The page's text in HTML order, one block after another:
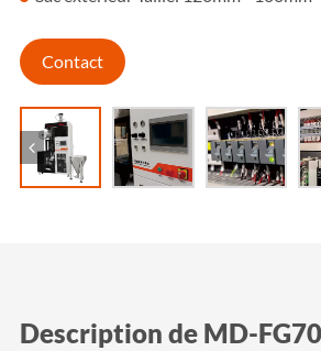
Contact
Description de MD-